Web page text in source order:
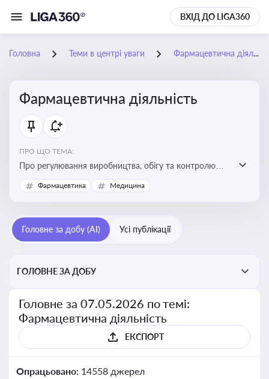
ВХІД ДО LIGA360
Головна Теми в центрі уваги Фармацевтична діяльність
Фармацевтична діяльність
ПРО ЩО ТЕМА:
Про регулювання виробництва, обігу та контролю
лікарських засобів для легальної роботи компаній та
аптек, з дотриманням стандартів якості та безпеки
Фармацевтика Медицина
Головне за добу (AI) Усі публікації
ГОЛОВНЕ ЗА ДОБУ
Головне за 07.05.2026 по темі:
Фармацевтична діяльність
ЕКСПОРТ
Опрацьовано: 14558 джерел